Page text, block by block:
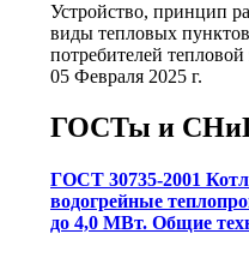
Устройство, принцип
виды тепловых
потребителей тепловой
05 Февраля 2025 г.
ГОСТы и
ГОСТ 30735-2001
водогрейные
до 4,0 МВт. Общие